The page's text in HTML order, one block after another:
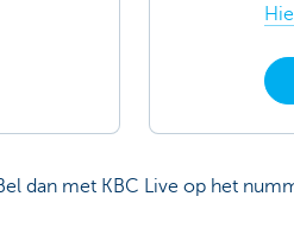
dan met KBC Live op het